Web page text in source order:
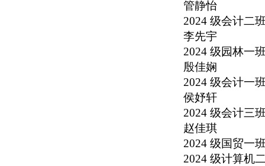
管静怡
2024 级会计二
李先宇
2024 级园林一
殷佳娴
2024 级会计一
侯妤轩
2024 级会计三
赵佳琪
2024 级国贸一
2024 级计算机